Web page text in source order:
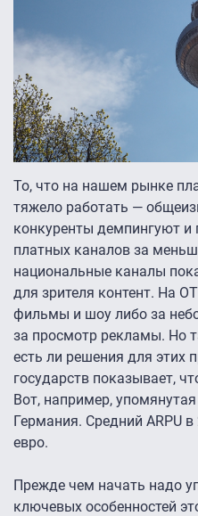
То, что на нашем рынке
тяжело работать —
конкуренты демпингуют
платных каналов за
национальные каналы
для зрителя контент. На
фильмы и шоу либо за
за просмотр рекламы. Но
есть ли решения для этих
государств показывает,
Вот, например,
Германия. Средний ARPU в
евро.
Прежде чем начать надо
ключевых особенностей